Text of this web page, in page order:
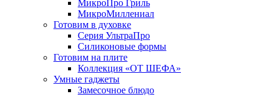
МикроПро Гриль
МикроМиллениал
Готовим в духовке
Серия УльтраПро
Силиконовые формы
Готовим на плите
Коллекция «ОТ ШЕФА»
Умные гаджеты
Замесочное блюдо